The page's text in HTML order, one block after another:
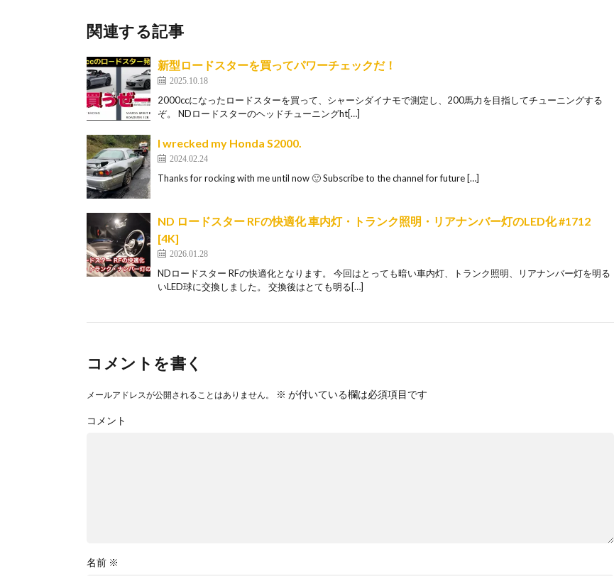
関連する記事
新型ロードスターを買ってパワーチェックだ！
2025.10.18
2000ccになったロードスターを買って、シャーシダイナモで測定し、200馬力を目指してチューニングする
ぞ。 NDロードスターのヘッドチューニングht[…]
I wrecked my Honda S2000.
2024.02.24
Thanks for rocking with me until now 🙂 Subscribe to the channel for future […]
ND ロードスター RFの快適化 車内灯・トランク照明・リアナンバー灯のLED化 #1712
[4K]
2026.01.28
NDロードスター RFの快適化となります。 今回はとっても暗い車内灯、トランク照明、リアナンバー灯を明る
いLED球に交換しました。 交換後はとても明る[…]
コメントを書く
メールアドレスが公開されることはありません。 ※ が付いている欄は必須項目です
コメント
名前 ※